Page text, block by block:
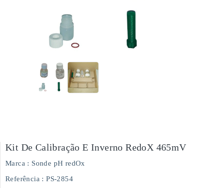
Kit De Calibração E Inverno RedoX 465mV
Marca : Sonde pH redOx
Referência : PS-2854